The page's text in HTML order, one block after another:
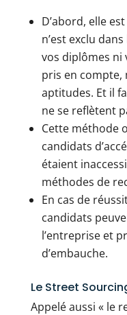
D’abord, elle
n’est exclu
vos diplômes ni
pris en compte,
aptitudes. Et il
ne se reflètent
Cette méthode
candidats
étaient
méthodes de
En cas de
candidats
l’entreprise et
d’embauche.
Le Street
Appelé aussi « le